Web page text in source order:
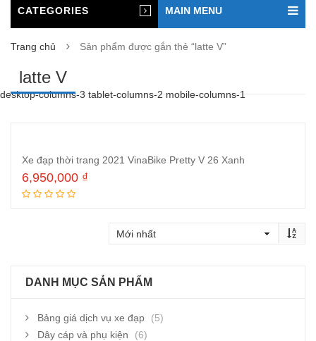
CATEGORIES MAIN MENU
Trang chủ Sản phẩm được gắn thẻ “latte V”
latte V
desktop-columns-3 tablet-columns-2 mobile-columns-1
Xe đạp thời trang 2021 VinaBike Pretty V 26 Xanh
6,950,000 ₫
DANH MỤC SẢN PHẨM
Bảng giá dịch vụ xe đạp
(5)
Dây cáp và phụ kiện
(6)